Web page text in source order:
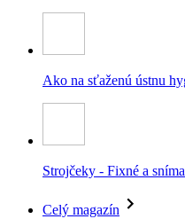
Ako na sťaženú ústnu
Strojčeky - Fixné a
Celý magazín